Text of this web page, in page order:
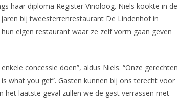
haar diploma Register Vinoloog. Niels kookte in de
bij tweesterrenrestaurant De Lindenhof in
eigen restaurant waar ze zelf vorm gaan geven
concessie doen”, aldus Niels. “Onze gerechten
what you get”. Gasten kunnen bij ons terecht voor
het laatste geval zullen we de gast verrassen met